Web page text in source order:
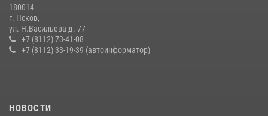
Сотрудники вневедомственной охраны Росгвардии за минувшие
сутки пресекли в областном центре серию краж
22 июля 2026, 10:19
16 июля 2026, 10:24
180014
г. Псков,
ул. Н.Васильева д. 77
+7 (8112) 73-41-08
+7 (8112) 33-19-39 (автоинформатор)
НОВОСТИ